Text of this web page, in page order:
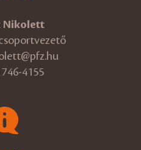
Nikolett
4155